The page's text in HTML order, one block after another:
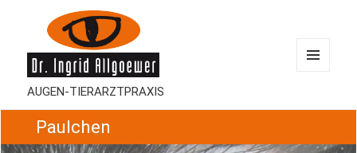
AUGEN-TIERARZTPRAXIS
Paulchen